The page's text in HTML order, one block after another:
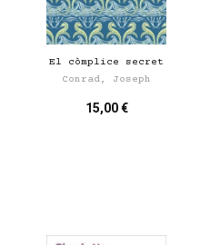
El còmplice secret
Conrad, Joseph
15,00 €